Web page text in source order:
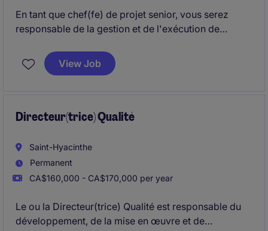
En tant que chef(fe) de projet senior, vous serez
responsable de la gestion et de l'exécution de
de l'énergie et des ressources naturelles. Vous
jouerez un rôle clé dans la coordination des équipes
View Job
Directeur(trice) Qualité
Saint-Hyacinthe
Permanent
CA$160,000 - CA$170,000 per year
Le ou la Directeur(trice) Qualité est responsable du
développement, de la mise en œuvre et de